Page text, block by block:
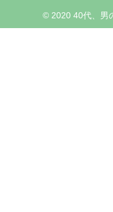
© 2020 40代、男